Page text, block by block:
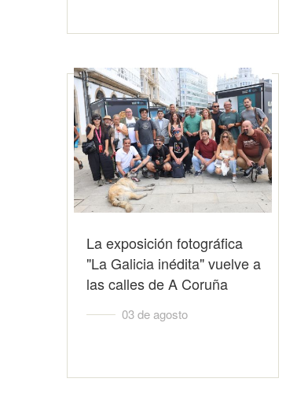
La exposición fotográfica
"La Galicia inédita" vuelve a
las calles de A Coruña
03 de agosto